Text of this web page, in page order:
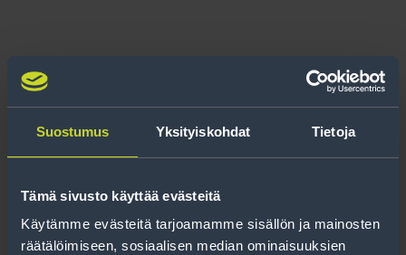
Suostumus Yksityiskohdat Tietoja
Tämä sivusto käyttää evästeitä
Käytämme evästeitä tarjoamamme sisällön ja mainosten
räätälöimiseen, sosiaalisen median ominaisuuksien